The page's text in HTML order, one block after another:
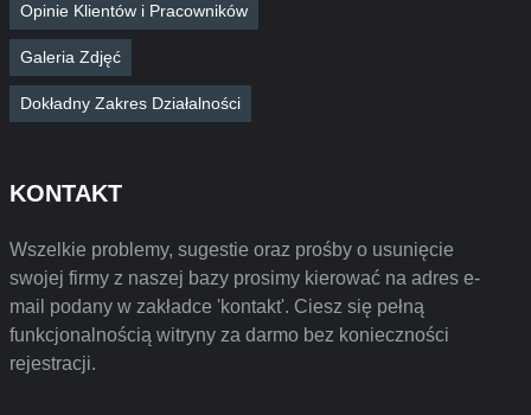
Opinie Klientów i Pracowników
Galeria Zdjęć
Dokładny Zakres Działalności
KONTAKT
Wszelkie problemy, sugestie oraz prośby o usunięcie
swojej firmy z naszej bazy prosimy kierować na adres e-
mail podany w zakładce 'kontakt'. Ciesz się pełną
funkcjonalnością witryny za darmo bez konieczności
rejestracji.